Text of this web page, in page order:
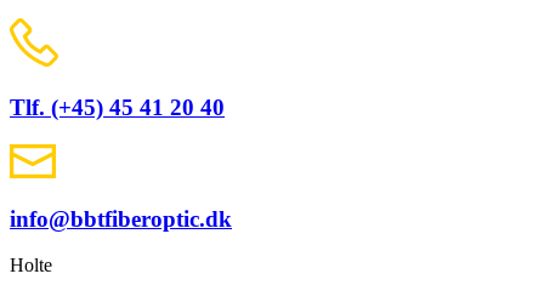
Tlf. (+45) 45 41 20 40
info@bbtfiberoptic.dk
Holte